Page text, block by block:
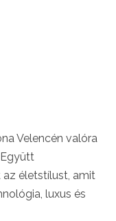
Velencén valóra
életstílust, amit
luxus és